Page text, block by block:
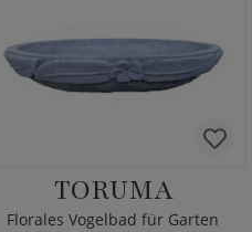
TORUMA
Florales Vogelbad für Garten